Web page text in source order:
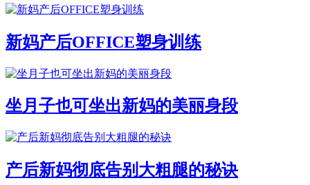
新妈产后OFFICE塑身训练
坐月子也可坐出新妈的美丽身段
产后新妈彻底告别大粗腿的秘诀